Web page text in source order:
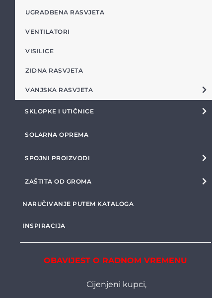
UGRADBENA RASVJETA
VENTILATORI
VISILICE
ZIDNA RASVJETA
VANJSKA RASVJETA
SKLOPKE I UTIČNICE
SOLARNA OPREMA
SPOJNI PROIZVODI
ZAŠTITA OD GROMA
NARUČIVANJE PUTEM KATALOGA
INSPIRACIJA
OBAVIJEST O RADNOM VREMENU
Cijenjeni kupci,